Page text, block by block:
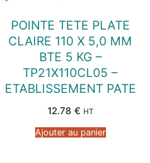
POINTE TETE PLATE
CLAIRE 110 X 5,0 MM
BTE 5 KG –
TP21X110CL05 –
ETABLISSEMENT PATE
12.78 € HT
Ajouter au panier